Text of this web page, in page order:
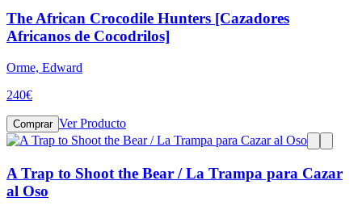
The African Crocodile Hunters [Cazadores
Africanos de Cocodrilos]
Orme, Edward
240€
Comprar Ver Producto
A Trap to Shoot the Bear / La Trampa para Cazar
al Oso